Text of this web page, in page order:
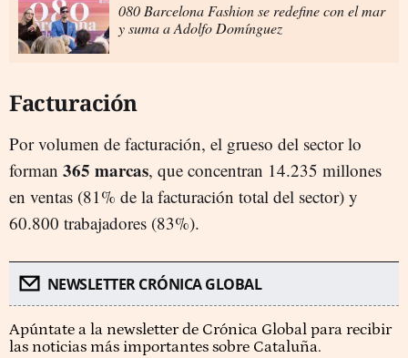
080 Barcelona Fashion se redefine con el mar
y suma a Adolfo Domínguez
Facturación
Por volumen de facturación, el grueso del sector lo
forman 365 marcas, que concentran 14.235 millones
en ventas (81% de la facturación total del sector) y
60.800 trabajadores (83%).
NEWSLETTER CRÓNICA GLOBAL
Apúntate a la newsletter de Crónica Global para recibir
las noticias más importantes sobre Cataluña.